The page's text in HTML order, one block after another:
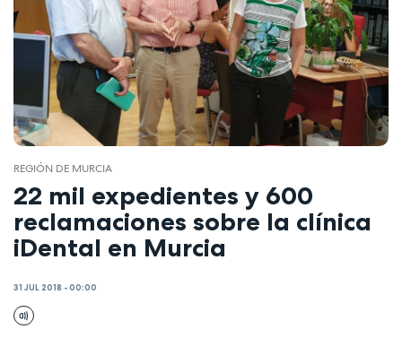
REGIÓN DE MURCIA
22 mil expedientes y 600
reclamaciones sobre la clínica
iDental en Murcia
31 JUL 2018 - 00:00